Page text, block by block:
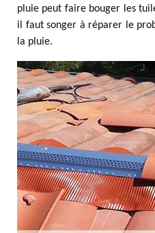
pluie peut faire bouger les
il faut songer à réparer le
la pluie.